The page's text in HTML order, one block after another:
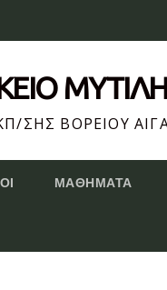
ΣΗΣ ΒΟΡΕΙΟΥ
ΜΑΘΗΜΑΤΑ